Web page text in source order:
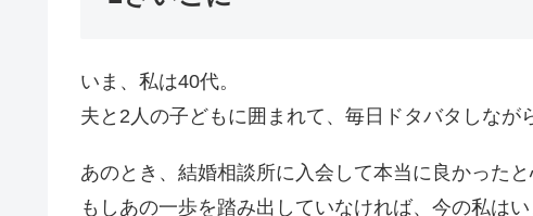
いま、私は40代。
夫と2人の子どもに囲まれて、毎日ドタバタしなが
あのとき、結婚相談所に入会して本当に良かったと
もしあの一歩を踏み出していなければ、今の私はい